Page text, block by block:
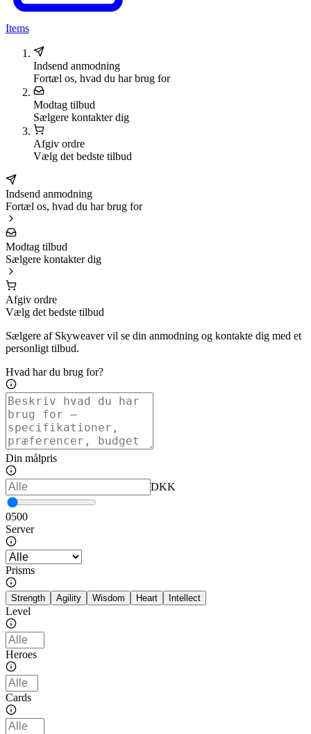
Items
Indsend anmodning
Fortæl os, hvad du har brug for
Modtag tilbud
Sælgere kontakter dig
Afgiv ordre
Vælg det bedste tilbud
Indsend anmodning
Fortæl os, hvad du har brug for
Modtag tilbud
Sælgere kontakter dig
Afgiv ordre
Vælg det bedste tilbud
Sælgere af Skyweaver vil se din anmodning og kontakte dig med et
personligt tilbud.
Hvad har du brug for?
Din målpris
DKK
0500
Server
Prisms
Strength Agility Wisdom Heart Intellect
Level
Heroes
Cards